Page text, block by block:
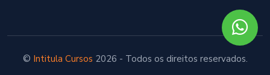
© Intitula Cursos 2026 - Todos os direitos reservados.